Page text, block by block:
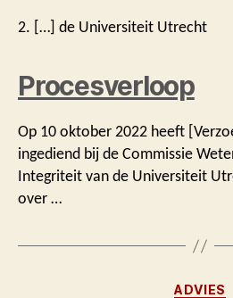
2. […] de Universiteit Utrecht
Procesverloop
Op 10 oktober 2022 heeft
ingediend bij de Commissie
Integriteit van de Universiteit
over …
ADVIES